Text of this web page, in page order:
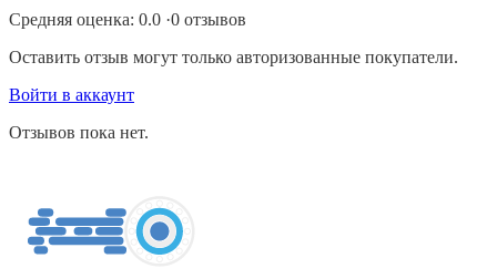
Средняя оценка: 0.0 ·0 отзывов
Оставить отзыв могут только авторизованные покупатели.
Войти в аккаунт
Отзывов пока нет.